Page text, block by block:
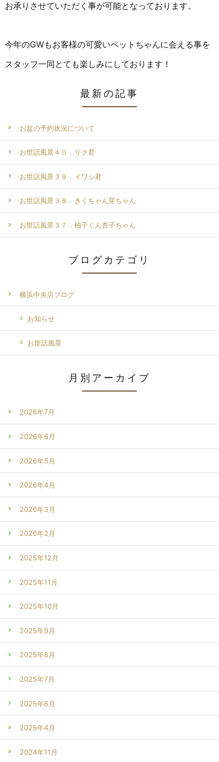
お承りさせていただく事が可能となっております。
今年のGWもお客様の可愛いペットちゃんに会える事を
スタッフ一同とても楽しみにしております！
最新の記事
お盆の予約状況について
お世話風景４０．リク君
お世話風景３９．イワシ君
お世話風景３８．きくちゃん芽ちゃん
お世話風景３７．柚子くん杏子ちゃん
ブログカテゴリ
横浜中央店ブログ
お知らせ
お世話風景
月別アーカイブ
2026年7月
2026年6月
2026年5月
2026年4月
2026年3月
2026年2月
2025年12月
2025年11月
2025年10月
2025年9月
2025年8月
2025年7月
2025年6月
2025年4月
2024年11月